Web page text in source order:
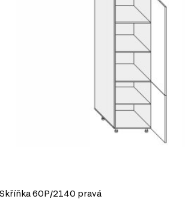
od nečistot a prachu, což je činí praktickými pro
sklo zachovává otevřenost a lehkost v
tónované do různých barev, což umožňuje
stylového a moderního nábytku,
60P/2140 pravá